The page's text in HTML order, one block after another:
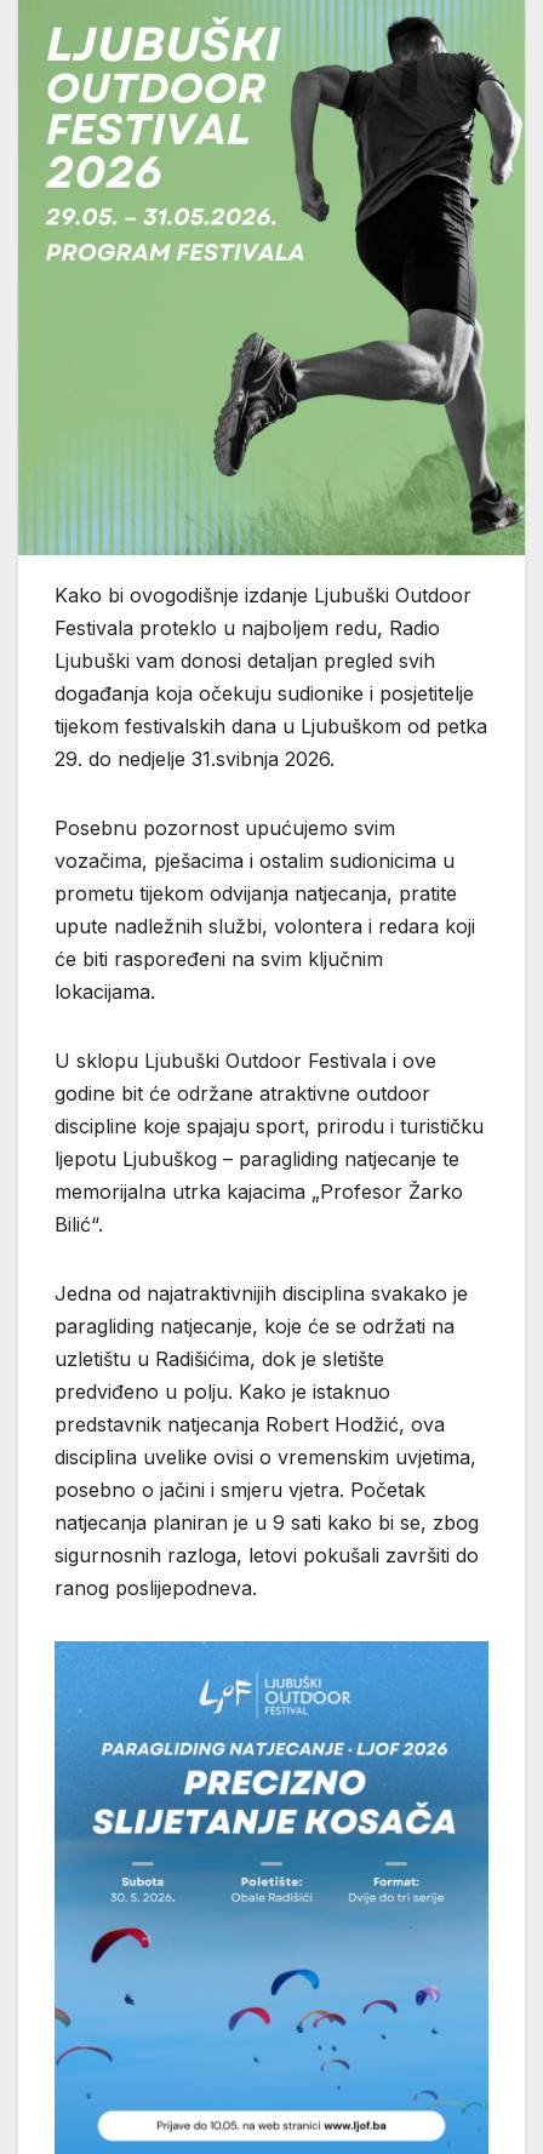
Kako bi ovogodišnje izdanje Ljubuški Outdoor
Festivala proteklo u najboljem redu, Radio
Ljubuški vam donosi detaljan pregled svih
događanja koja očekuju sudionike i posjetitelje
tijekom festivalskih dana u Ljubuškom od petka
29. do nedjelje 31.svibnja 2026.
Posebnu pozornost upućujemo svim
vozačima, pješacima i ostalim sudionicima u
prometu tijekom odvijanja natjecanja, pratite
upute nadležnih službi, volontera i redara koji
će biti raspoređeni na svim ključnim
lokacijama.
U sklopu Ljubuški Outdoor Festivala i ove
godine bit će održane atraktivne outdoor
discipline koje spajaju sport, prirodu i turističku
ljepotu Ljubuškog – paragliding natjecanje te
memorijalna utrka kajacima „Profesor Žarko
Bilić“.
Jedna od najatraktivnijih disciplina svakako je
paragliding natjecanje, koje će se održati na
uzletištu u Radišićima, dok je sletište
predviđeno u polju. Kako je istaknuo
predstavnik natjecanja Robert Hodžić, ova
disciplina uvelike ovisi o vremenskim uvjetima,
posebno o jačini i smjeru vjetra. Početak
natjecanja planiran je u 9 sati kako bi se, zbog
sigurnosnih razloga, letovi pokušali završiti do
ranog poslijepodneva.